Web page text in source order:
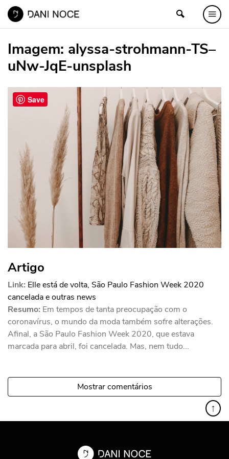
Imagem: alyssa-strohmann-TS–
uNw-JqE-unsplash
Artigo
Link: Elle está de volta, São Paulo Fashion Week 2020
cancelada e outras news
Resumo: Em tempos de tanta preocupação com o
coronavírus, o mundo da moda também sofre alterações.
Afinal, a São Paulo Fashion Week 2020, que estava
marcada para abril, foi cancelada. Mas, nem tudo...
Mostrar comentários
↑
Save